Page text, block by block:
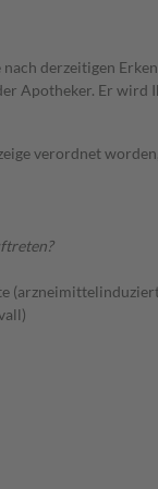
derzeitigen
Apotheker. Er wird
verordnet